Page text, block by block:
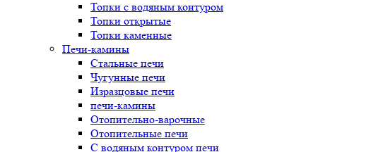
Топки с водяным контуром
Топки открытые
Топки каменные
Печи-камины
Стальные печи
Чугунные печи
Изразцовые печи
печи-камины
Отопительно-варочные
Отопительные печи
С водяным контуром печи